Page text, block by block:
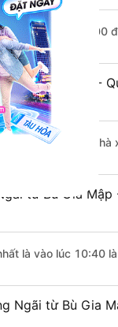
xe bắt đầu từ 8:00
Quảng Ngãi -
lúc 8:00 là của nhà
từ Bù Gia
là vào lúc 10:40
Ngãi từ Bù Gia